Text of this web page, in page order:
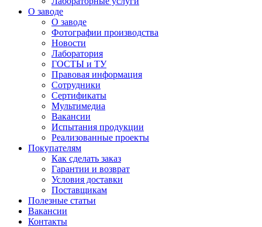
О заводе
О заводе
Фотографии производства
Новости
Лаборатория
ГОСТЫ и ТУ
Правовая информация
Сотрудники
Сертификаты
Мультимедиа
Вакансии
Испытания продукции
Реализованные проекты
Покупателям
Как сделать заказ
Гарантии и возврат
Условия доставки
Поставщикам
Полезные статьи
Вакансии
Контакты